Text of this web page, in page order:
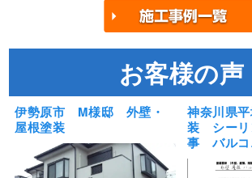
お客様の声
伊勢原市 M様邸 外壁・
屋根塗装
神奈川県
装 シーリ
事 バルコ